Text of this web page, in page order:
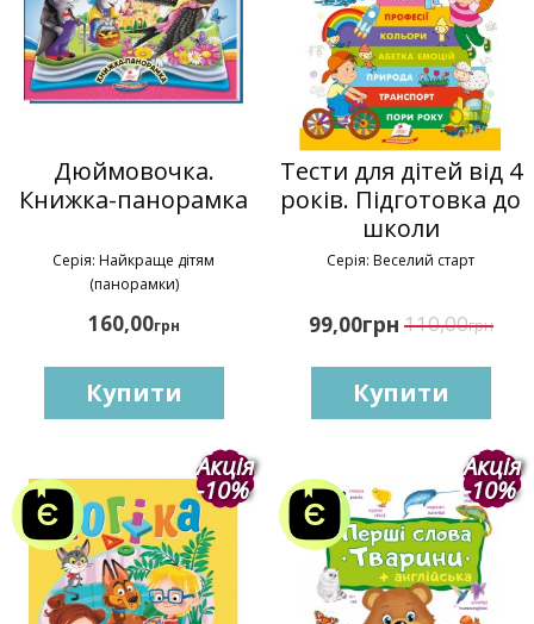
Дюймовочка.
Книжка-панорамка
Серія: Найкраще дітям
(панорамки)
160,00грн
Купити
Тести для дітей від 4
років. Підготовка до
школи
Серія: Веселий старт
99,00грн 110,00грн
Купити
Акція
-10%
Акція
-10%